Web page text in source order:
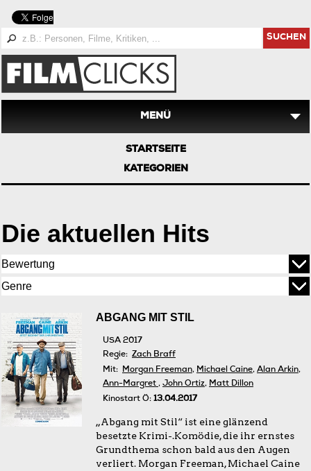
SUCHEN
MENÜ
STARTSEITE
KATEGORIEN
Die aktuellen Hits
ABGANG MIT STIL
USA 2017
Regie: Zach Braff
Mit: Morgan Freeman, Michael Caine, Alan Arkin,
Ann-Margret, John Ortiz, Matt Dillon
Kinostart Ö: 13.04.2017
„Abgang mit Stil“ ist eine glänzend
besetzte Krimi-.Komödie, die ihr ernstes
Grundthema schon bald aus den Augen
verliert. Morgan Freeman, Michael Caine